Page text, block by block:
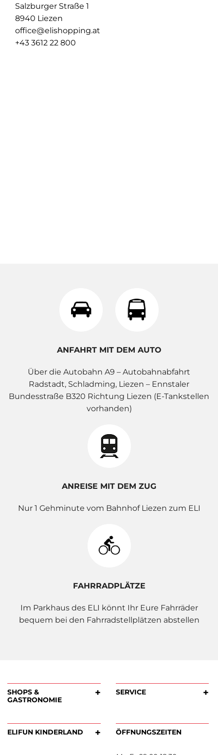
Salzburger Straße 1
8940 Liezen
office@elishopping.at
+43 3612 22 800
ANFAHRT MIT DEM AUTO
Über die Autobahn A9 – Autobahnabfahrt
Radstadt, Schladming, Liezen – Ennstaler
Bundesstraße B320 Richtung Liezen (E-Tankstellen
vorhanden)
ANREISE MIT DEM ZUG
Nur 1 Gehminute vom Bahnhof Liezen zum ELI
FAHRRADPLÄTZE
Im Parkhaus des ELI könnt Ihr Eure Fahrräder
bequem bei den Fahrradstellplätzen abstellen